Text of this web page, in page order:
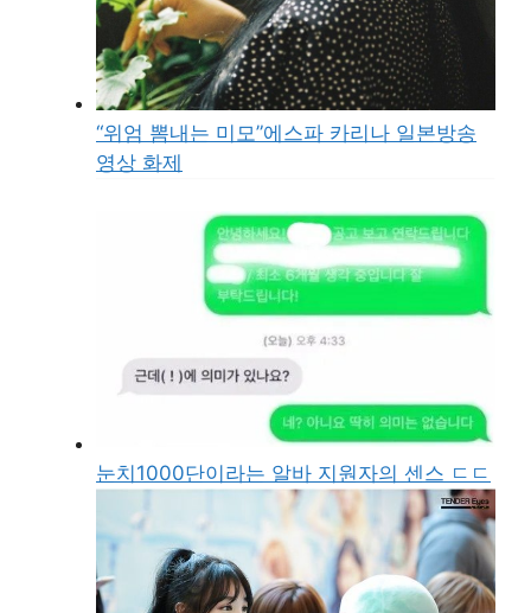
“위엄 뽐내는 미모”에스파 카리나 일본방송
영상 화제
눈치1000단이라는 알바 지원자의 센스 ㄷㄷ